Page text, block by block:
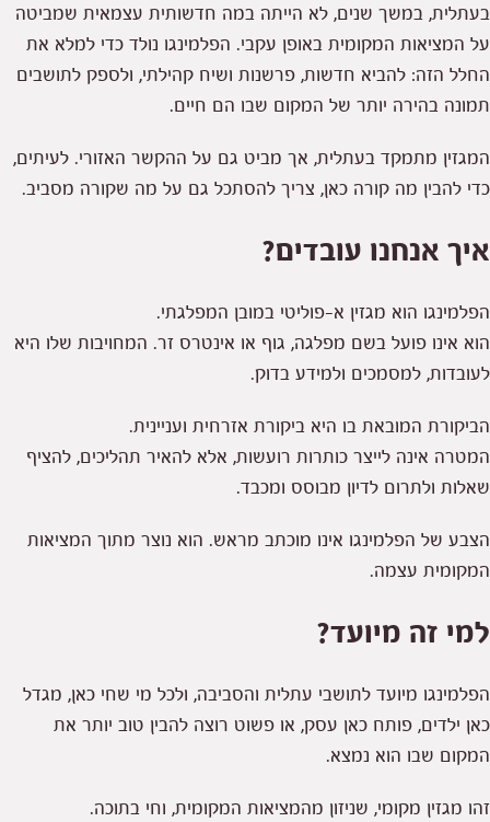
בעתלית, במשך שנים, לא הייתה במה חדשותית עצמאית שמביטה
על המציאות המקומית באופן עקבי. הפלמינגו נולד כדי למלא את
החלל הזה: להביא חדשות, פרשנות ושיח קהילתי, ולספק לתושבים
תמונה בהירה יותר של המקום שבו הם חיים.
המגזין מתמקד בעתלית, אך מביט גם על ההקשר האזורי. לעיתים,
כדי להבין מה קורה כאן, צריך להסתכל גם על מה שקורה מסביב.
איך אנחנו עובדים?
הפלמינגו הוא מגזין א-פוליטי במובן המפלגתי.
הוא אינו פועל בשם מפלגה, גוף או אינטרס זר. המחויבות שלו היא
לעובדות, למסמכים ולמידע בדוק.
הביקורת המובאת בו היא ביקורת אזרחית ועניינית.
המטרה אינה לייצר כותרות רועשות, אלא להאיר תהליכים, להציף
שאלות ולתרום לדיון מבוסס ומכבד.
הצבע של הפלמינגו אינו מוכתב מראש. הוא נוצר מתוך המציאות
המקומית עצמה.
למי זה מיועד?
הפלמינגו מיועד לתושבי עתלית והסביבה, ולכל מי שחי כאן, מגדל
כאן ילדים, פותח כאן עסק, או פשוט רוצה להבין טוב יותר את
המקום שבו הוא נמצא.
זהו מגזין מקומי, שניזון מהמציאות המקומית, וחי בתוכה.